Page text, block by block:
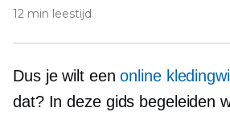
12 min leestijd
Dus je wilt eenonline
dat? In deze gids begeleiden